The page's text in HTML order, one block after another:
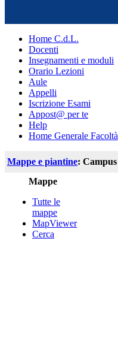
Home C.d.L.
Docenti
Insegnamenti e moduli
Orario Lezioni
Aule
Appelli
Iscrizione Esami
Appost@ per te
Help
Home Generale Facoltà
Mappe e piantine: Campus
Mappe
Tutte le
mappe
MapViewer
Cerca